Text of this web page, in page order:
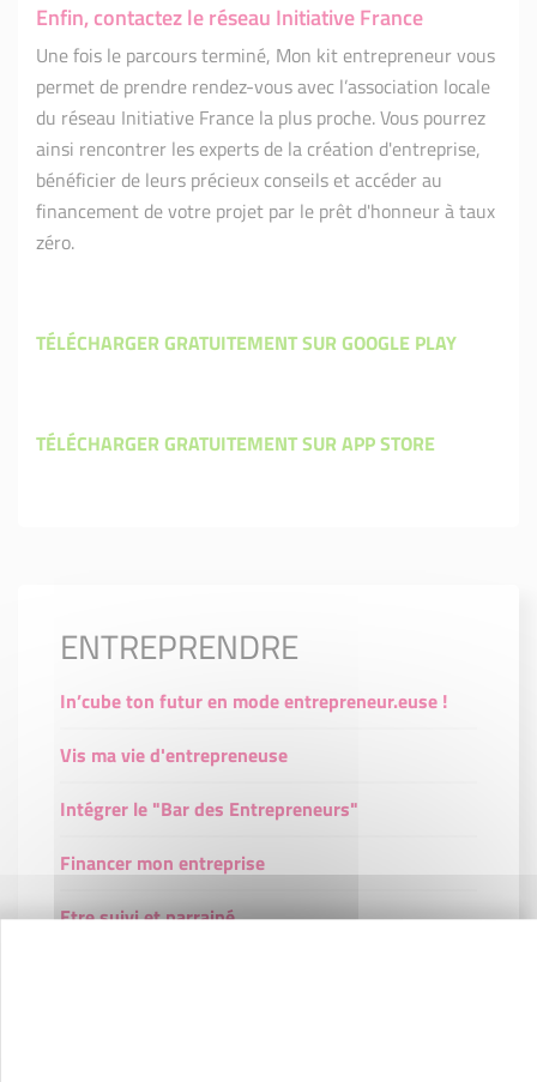
Enfin, contactez le réseau Initiative France
Une fois le parcours terminé, Mon kit entrepreneur vous
permet de prendre rendez-vous avec l’association locale
du réseau Initiative France la plus proche. Vous pourrez
ainsi rencontrer les experts de la création d'entreprise,
bénéficier de leurs précieux conseils et accéder au
financement de votre projet par le prêt d'honneur à taux
zéro.
TÉLÉCHARGER GRATUITEMENT SUR GOOGLE PLAY
TÉLÉCHARGER GRATUITEMENT SUR APP STORE
ENTREPRENDRE
In’cube ton futur en mode entrepreneur.euse !
Vis ma vie d'entrepreneuse
Intégrer le "Bar des Entrepreneurs"
Financer mon entreprise
Etre suivi et parrainé